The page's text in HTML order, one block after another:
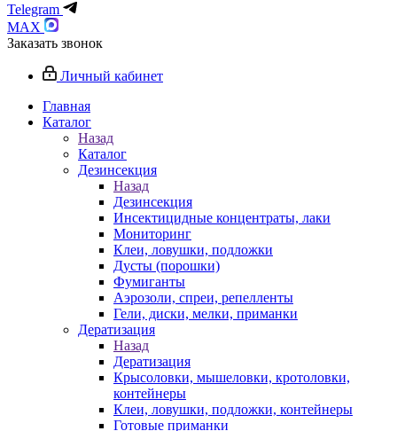
Telegram
MAX
Заказать звонок
Личный кабинет
Главная
Каталог
Назад
Каталог
Дезинсекция
Назад
Дезинсекция
Инсектицидные концентраты, лаки
Мониторинг
Клеи, ловушки, подложки
Дусты (порошки)
Фумиганты
Аэрозоли, спреи, репелленты
Гели, диски, мелки, приманки
Дератизация
Назад
Дератизация
Крысоловки, мышеловки, кротоловки,
контейнеры
Клеи, ловушки, подложки, контейнеры
Готовые приманки